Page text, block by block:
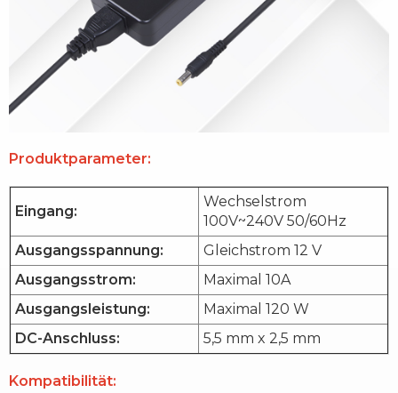
Produktparameter:
Eingang:
Wechselstrom
100V~240V 50/60Hz
Ausgangsspannung:
Gleichstrom 12 V
Ausgangsstrom:
Maximal 10A
Ausgangsleistung:
Maximal 120 W
DC-Anschluss:
5,5 mm x 2,5 mm
Kompatibilität: